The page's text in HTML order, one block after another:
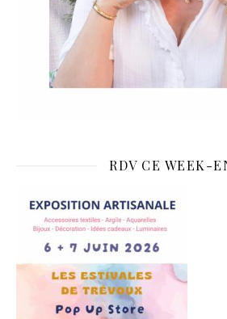
RDV CE WEEK-